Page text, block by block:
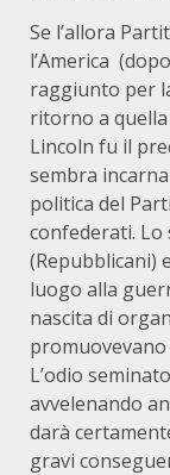
Se l’allora
l’America
raggiunto per
ritorno a
Lincoln fu il
sembra
politica del
confederati. Lo
(Repubblicani)
luogo alla
nascita di
L’odio
avvelenando
darà
gravi